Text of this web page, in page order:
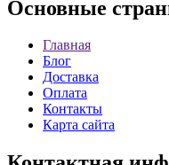
Основные
Главная
Блог
Доставка
Оплата
Контакты
Карта сайта